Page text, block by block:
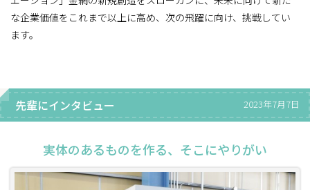
な企業価値をこれまで以上に高め、次の飛躍に向け、挑戦してい
ます。
先輩にインタビュー 2023年7月7日
実体のあるものを作る、そこにやりがい